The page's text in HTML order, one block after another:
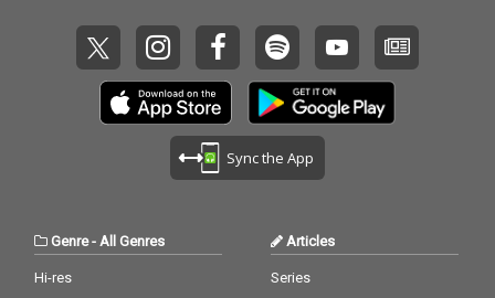
Sync the App
Genre- All Genres
Hi-res
Articles
Series